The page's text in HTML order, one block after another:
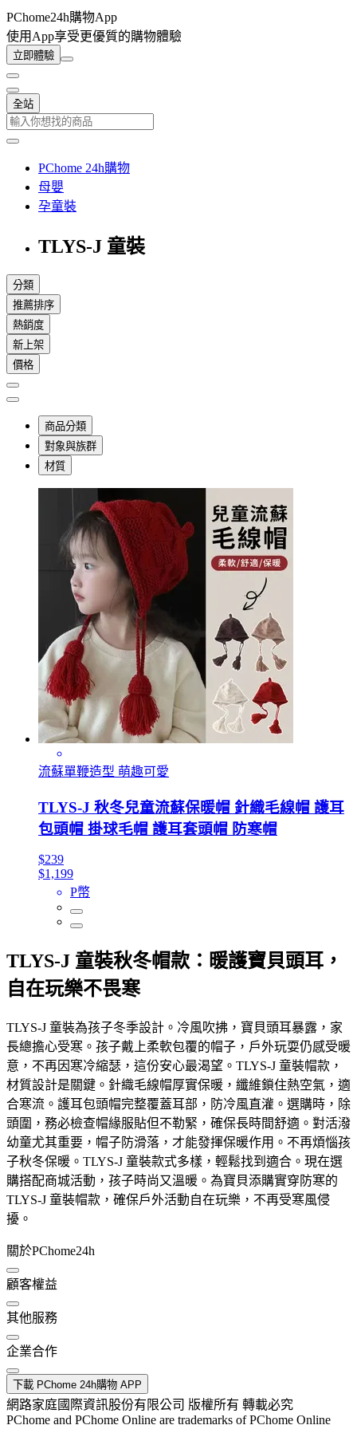
PChome24h購物App
使用App享受更優質的購物體驗
立即體驗
全站
PChome 24h購物
母嬰
孕童裝
TLYS-J 童裝
分類
推薦排序
熱銷度
新上架
價格
商品分類
對象與族群
材質
流蘇單鞭造型 萌趣可愛
TLYS-J 秋冬兒童流蘇保暖帽 針織毛線帽 護耳
包頭帽 掛球毛帽 護耳套頭帽 防寒帽
$239
$1,199
P幣
TLYS-J 童裝秋冬帽款：暖護寶貝頭耳，
自在玩樂不畏寒
TLYS-J 童裝為孩子冬季設計。冷風吹拂，寶貝頭耳暴露，家
長總擔心受寒。孩子戴上柔軟包覆的帽子，戶外玩耍仍感受暖
意，不再因寒冷縮瑟，這份安心最渴望。TLYS-J 童裝帽款，
材質設計是關鍵。針織毛線帽厚實保暖，纖維鎖住熱空氣，適
合寒流。護耳包頭帽完整覆蓋耳部，防冷風直灌。選購時，除
頭圍，務必檢查帽緣服貼但不勒緊，確保長時間舒適。對活潑
幼童尤其重要，帽子防滑落，才能發揮保暖作用。不再煩惱孩
子秋冬保暖。TLYS-J 童裝款式多樣，輕鬆找到適合。現在選
購搭配商城活動，孩子時尚又溫暖。為寶貝添購實穿防寒的
TLYS-J 童裝帽款，確保戶外活動自在玩樂，不再受寒風侵
擾。
關於PChome24h
顧客權益
其他服務
企業合作
下載 PChome 24h購物 APP
網路家庭國際資訊股份有限公司 版權所有 轉載必究
PChome and PChome Online are trademarks of PChome Online